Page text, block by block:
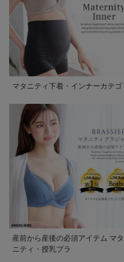
マタニティ下着・インナーカテゴ
産前から産後の必須アイテム マタ
ニティ・授乳ブラ